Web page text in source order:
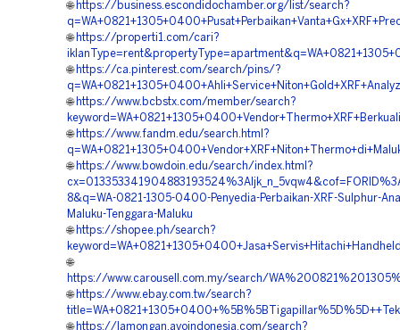
🌐 https://business.escondidochamber.org/list/search?
🌐 https://properti1.com/cari?
🌐 https://ca.pinterest.com/search/pins/?
🌐 https://www.bcbstx.com/member/search?
🌐 https://www.fandm.edu/search.html?
🌐 https://www.bowdoin.edu/search/index.html?
8&q=WA-0821-1305-0400-Penyedia-Perbaikan-XRF-Sulphur-
Maluku-Tenggara-Maluku
🌐 https://shopee.ph/search?
🌐
https://www.carousell.com.my/search/
🌐 https://www.ebay.com.tw/search?
🌐 https://lamongan.ayoindonesia.com/search?